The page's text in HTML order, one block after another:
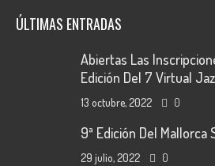
ÚLTIMAS ENTRADAS
Abiertas Las
Edición Del 7 Virtual
13 octubre, 2022 0
9ª Edición Del Mallorca
29 julio, 2022 0